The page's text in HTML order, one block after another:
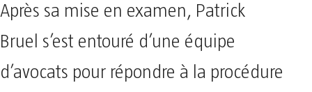
Après sa mise en examen, Patrick
Bruel s’est entouré d’une équipe
d’avocats pour répondre à la procédure